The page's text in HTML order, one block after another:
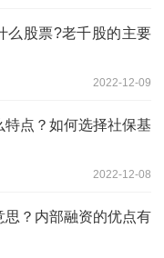
么股票?老千股的主要
2022-12-09
点？如何选择社保基
2022-12-08
思？内部融资的优点有